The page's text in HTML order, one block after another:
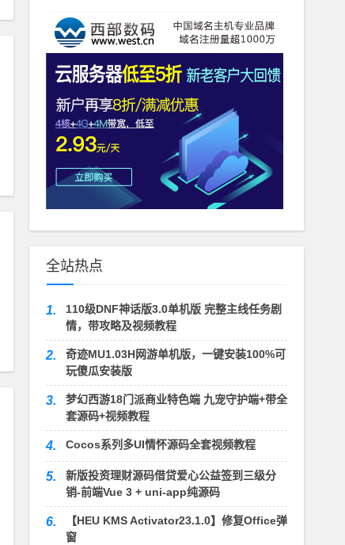
全站热点
1.
110级DNF神话版3.0单机版 完整主线任务剧
情，带攻略及视频教程
2.
奇迹MU1.03H网游单机版，一键安装100%可
玩傻瓜安装版
3.
梦幻西游18门派商业特色端 九宠守护端+带全
套源码+视频教程
4. Cocos系列多UI情怀源码全套视频教程
5.
新版投资理财源码借贷爱心公益签到三级分
销-前端Vue 3 + uni-app纯源码
6.
【HEU KMS Activator23.1.0】修复Office弹
窗